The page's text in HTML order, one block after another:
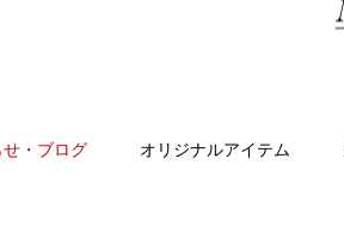
せ・ブログ オリジナルアイテム